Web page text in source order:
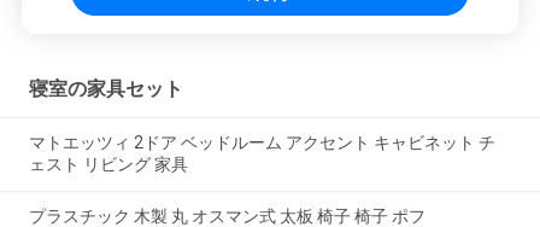
寝室の家具セット
マトエッツィ 2ドア ベッドルーム アクセント キャビネット チ
ェスト リビング 家具
プラスチック 木製 丸 オスマン式 太板 椅子 椅子 ポフ